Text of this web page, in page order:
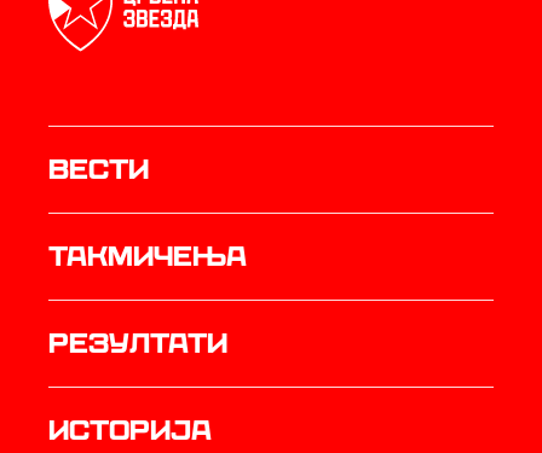
Вести
Такмичења
резултати
историја